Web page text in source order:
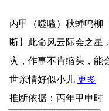
丙甲（噬嗑）秋蝉鸣柳
断】此命风云际会之星
灾，作事不肯缩头，能
世亲情好似小儿 更多
推断依据：丙年甲申时